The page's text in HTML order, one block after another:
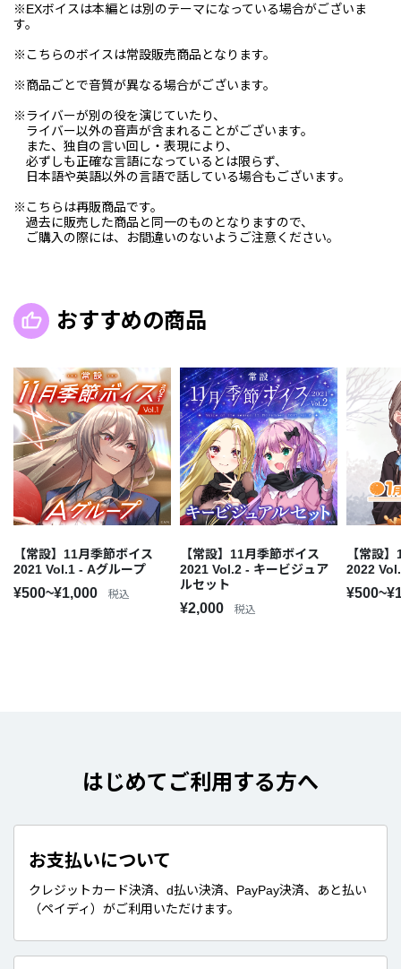
※EXボイスは本編とは別のテーマになっている場合がございま
す。
※こちらのボイスは常設販売商品となります。
※商品ごとで音質が異なる場合がございます。
※ライバーが別の役を演じていたり、
ライバー以外の音声が含まれることがございます。
また、独自の言い回し・表現により、
必ずしも正確な言語になっているとは限らず、
日本語や英語以外の言語で話している場合もございます。
※こちらは再販商品です。
過去に販売した商品と同一のものとなりますので、
ご購入の際には、お間違いのないようご注意ください。
おすすめの商品
【常設】11月季節ボイス
2021 Vol.1 - Aグループ
¥500~¥1,000 税込
【常設】11月季節ボイス
2021 Vol.2 - キービジュア
ルセット
¥2,000 税込
【常設
2022
はじめてご利用する方へ
お支払いについて
クレジットカード決済、d払い決済、PayPay決済、あと払い
（ペイディ）がご利用いただけます。